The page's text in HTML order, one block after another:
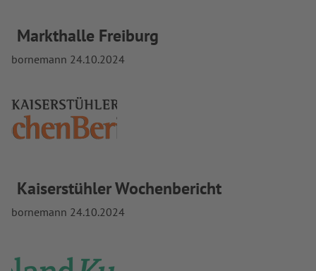
Markthalle Freiburg
bornemann 24.10.2024
Kaiserstühler Wochenbericht
bornemann 24.10.2024